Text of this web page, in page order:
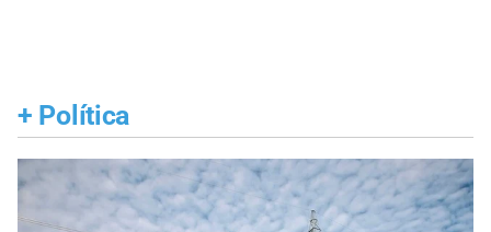
+ Política